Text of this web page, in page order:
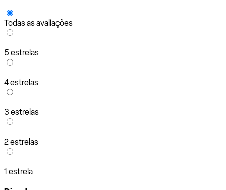
Todas as avaliações
5 estrelas
4 estrelas
3 estrelas
2 estrelas
1 estrela